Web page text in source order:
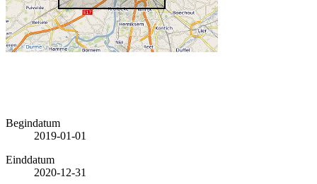
Begindatum
2019-01-01
Einddatum
2020-12-31